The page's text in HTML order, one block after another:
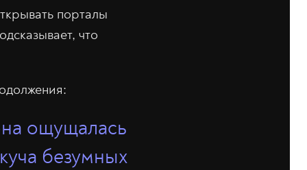
порталы
что
ощущалась
безумных